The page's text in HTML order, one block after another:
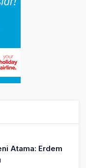
Atama: Erdem